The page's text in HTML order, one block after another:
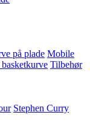
på plade Mobile
Tilbehør
Stephen Curry